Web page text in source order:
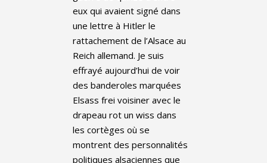
eux qui avaient signé dans
une lettre à Hitler le
rattachement de l’Alsace au
Reich allemand. Je suis
effrayé aujourd’hui de voir
des banderoles marquées
Elsass frei voisiner avec le
drapeau rot un wiss dans
les cortèges où se
montrent des personnalités
politiques alsaciennes que